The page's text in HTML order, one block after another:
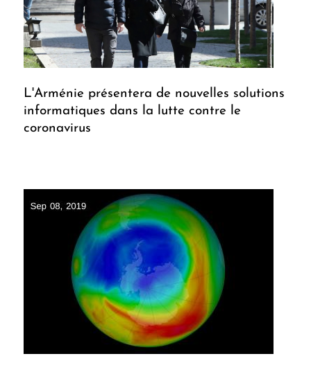
L'Arménie présentera de nouvelles solutions
informatiques dans la lutte contre le
coronavirus